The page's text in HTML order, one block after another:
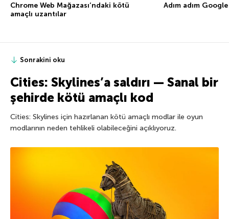
Chrome Web Mağazası’ndaki kötü
amaçlı uzantılar
Adım adım
Sonrakini oku
Cities: Skylines’a saldırı — Sanal bir
şehirde kötü amaçlı kod
Cities: Skylines için hazırlanan kötü amaçlı modlar ile oyun
modlarının neden tehlikeli olabileceğini açıklıyoruz.